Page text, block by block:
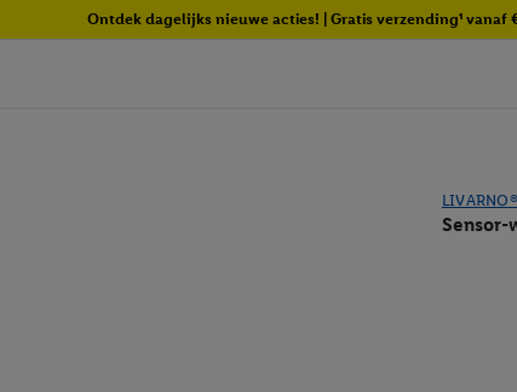
Ontdek dagelijks nieuwe acties! | Gratis verzending¹ vanaf
LIVARNO®
Sensor-